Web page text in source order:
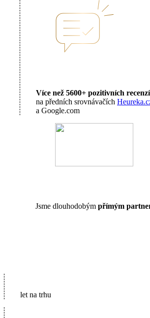
Více než 5600+ pozitivních recenzí
na předních srovnávačích
a Google.com
Jsme dlouhodobým přímým
let na trhu